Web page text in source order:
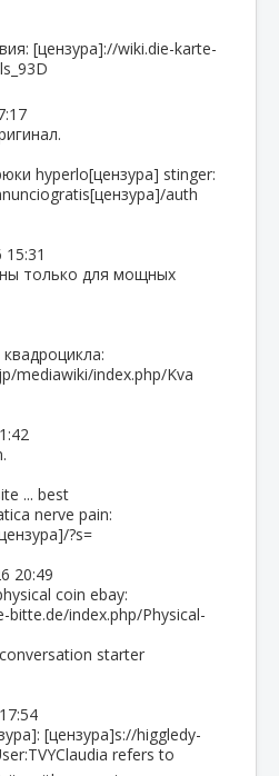
[цензура]://wiki.die-karte-
hyperlo[цензура] stinger:
auth
15:31
только для мощных
mediawiki/index.php/Kva
... best
nerve pain:
?s=
20:49
coin ebay:
bitte.de/index.php/Physical-
starter
[цензура]s://higgledy-
TVYClaudia refers to